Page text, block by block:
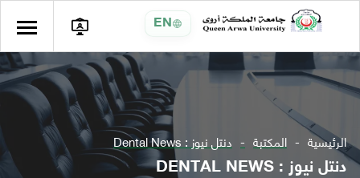
EN
الرئيسية المكتبة دنتل نيوز : Dental News
دنتل نيوز : DENTAL NEWS